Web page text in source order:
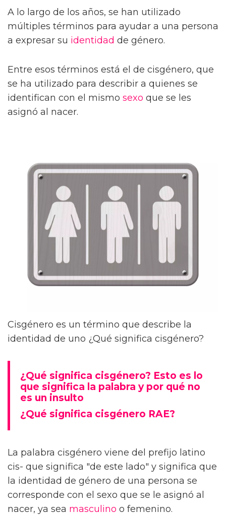
A lo largo de los años, se han utilizado
múltiples términos para ayudar a una persona
a expresar su identidad de género.
Entre esos términos está el de cisgénero, que
se ha utilizado para describir a quienes se
identifican con el mismo sexo que se les
asignó al nacer.
Cisgénero es un término que describe la
identidad de uno ¿Qué significa cisgénero?
¿Qué significa cisgénero? Esto es lo
que significa la palabra y por qué no
es un insulto
¿Qué significa cisgénero RAE?
La palabra cisgénero viene del prefijo latino
cis- que significa "de este lado" y significa que
la identidad de género de una persona se
corresponde con el sexo que se le asignó al
nacer, ya sea masculino o femenino.